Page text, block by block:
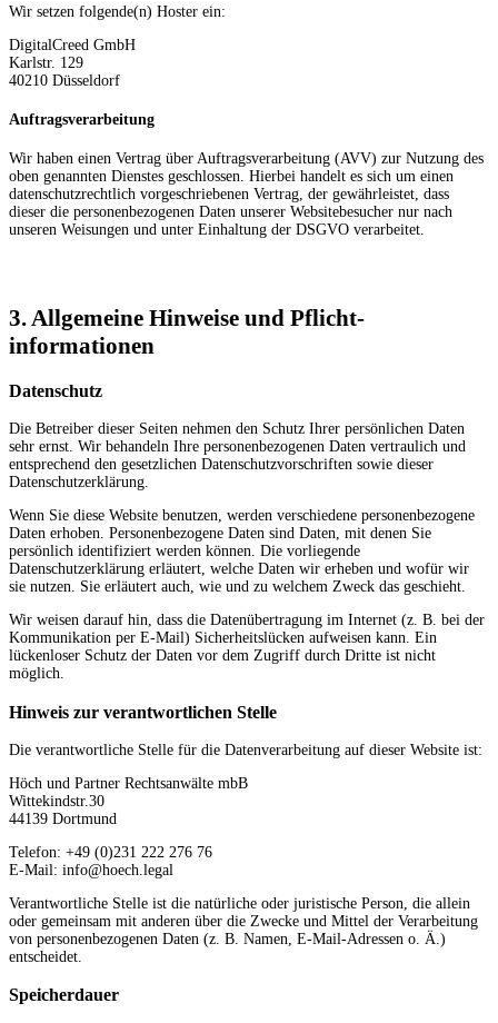
Wir setzen folgende(n) Hoster ein:
DigitalCreed GmbH
Karlstr. 129
40210 Düsseldorf
Auftragsverarbeitung
Wir haben einen Vertrag über Auftragsverarbeitung (AVV) zur Nutzung des
oben genannten Dienstes geschlossen. Hierbei handelt es sich um einen
datenschutzrechtlich vorgeschriebenen Vertrag, der gewährleistet, dass
dieser die personenbezogenen Daten unserer Websitebesucher nur nach
unseren Weisungen und unter Einhaltung der DSGVO verarbeitet.
3. Allgemeine Hinweise und Pflicht­
informationen
Datenschutz
Die Betreiber dieser Seiten nehmen den Schutz Ihrer persönlichen Daten
sehr ernst. Wir behandeln Ihre personenbezogenen Daten vertraulich und
entsprechend den gesetzlichen Datenschutzvorschriften sowie dieser
Datenschutzerklärung.
Wenn Sie diese Website benutzen, werden verschiedene personenbezogene
Daten erhoben. Personenbezogene Daten sind Daten, mit denen Sie
persönlich identifiziert werden können. Die vorliegende
Datenschutzerklärung erläutert, welche Daten wir erheben und wofür wir
sie nutzen. Sie erläutert auch, wie und zu welchem Zweck das geschieht.
Wir weisen darauf hin, dass die Datenübertragung im Internet (z. B. bei der
Kommunikation per E-Mail) Sicherheitslücken aufweisen kann. Ein
lückenloser Schutz der Daten vor dem Zugriff durch Dritte ist nicht
möglich.
Hinweis zur verantwortlichen Stelle
Die verantwortliche Stelle für die Datenverarbeitung auf dieser Website ist:
Höch und Partner Rechtsanwälte mbB
Wittekindstr.30
44139 Dortmund
Telefon: +49 (0)231 222 276 76
E-Mail: info@hoech.legal
Verantwortliche Stelle ist die natürliche oder juristische Person, die allein
oder gemeinsam mit anderen über die Zwecke und Mittel der Verarbeitung
von personenbezogenen Daten (z. B. Namen, E-Mail-Adressen o. Ä.)
entscheidet.
Speicherdauer